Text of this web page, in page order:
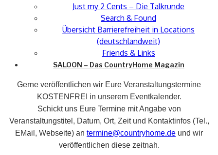
Just my 2 Cents – Die Talkrunde
Search & Found
Übersicht Barrierefreiheit in Locations
(deutschlandweit)
Friends & Links
SALOON – Das CountryHome Magazin
Gerne veröffentlichen wir Eure Veranstaltungstermine
KOSTENFREI in unserem Eventkalender.
Schickt uns Eure Termine mit Angabe von
Veranstaltungstitel, Datum, Ort, Zeit und Kontaktinfos (Tel.,
EMail, Webseite) an termine@countryhome.de und wir
veröffentlichen diese zeitnah.